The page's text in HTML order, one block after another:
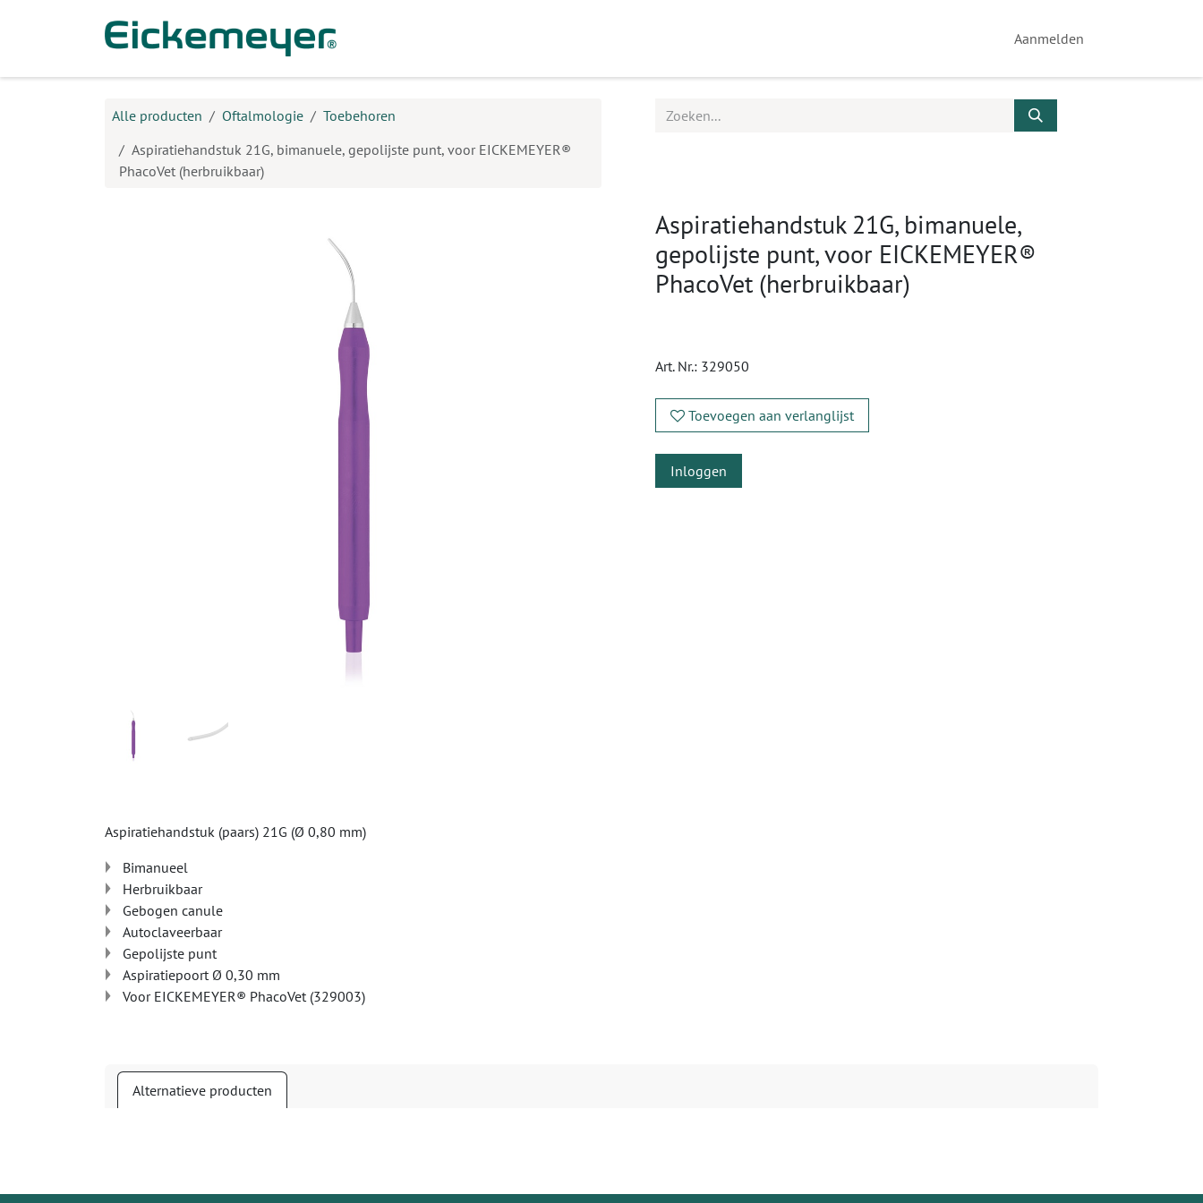
Aanmelden
Alle producten Oftalmologie
Toebehoren
Aspiratiehandstuk 21G, bimanuele, gepolijste punt, voor EICKEMEYER®
PhacoVet (herbruikbaar)
Aspiratiehandstuk 21G, bimanuele,
gepolijste punt, voor EICKEMEYER®
PhacoVet (herbruikbaar)
Art. Nr.: 329050
Toevoegen aan verlanglijst
Inloggen
Aspiratiehandstuk (paars) 21G (Ø 0,80 mm)
Bimanueel
Herbruikbaar
Gebogen canule
Autoclaveerbaar
Gepolijste punt
Aspiratiepoort Ø 0,30 mm
Voor EICKEMEYER® PhacoVet (329003)
Alternatieve producten